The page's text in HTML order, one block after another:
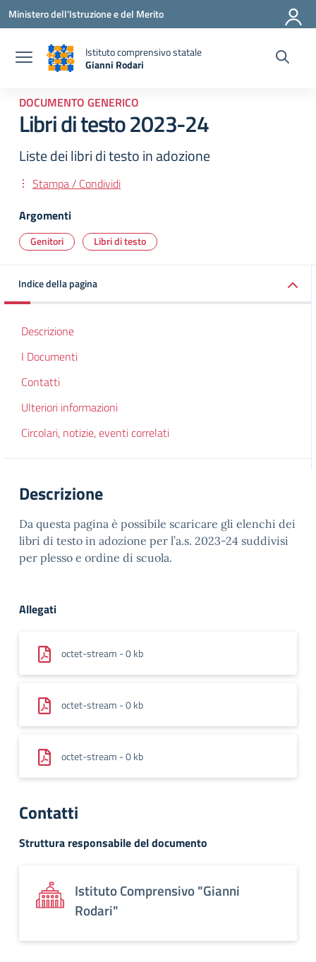
Vai ai contenuti
Vai al menu di navigazione
Vai al footer
Ministero dell'Istruzione e del Merito
Istituto comprensivo statale
Gianni Rodari
DOCUMENTO GENERICO
Libri di testo 2023-24
Liste dei libri di testo in adozione
Stampa / Condividi
Argomenti
Genitori Libri di testo
Indice della pagina
Descrizione
I Documenti
Contatti
Ulteriori informazioni
Circolari, notizie, eventi correlati
Descrizione
Da questa pagina è possibile scaricare gli elenchi dei
libri di testo in adozione per l’a.s. 2023-24 suddivisi
per plesso e ordine di scuola.
Allegati
octet-stream - 0 kb
octet-stream - 0 kb
octet-stream - 0 kb
Contatti
Struttura responsabile del documento
Istituto Comprensivo "Gianni
Rodari"